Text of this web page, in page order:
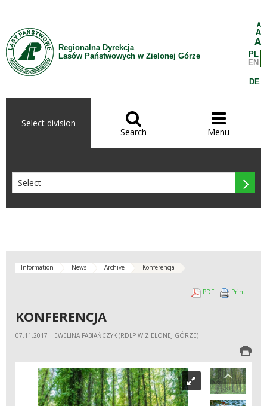
Regionalna Dyrekcja
Lasów Państwowych w Zielonej Górze
A
A
A
PL
EN
DE
Select division 
Search

Menu

Information News Archive Konferencja
Print
Convert Konferencja
PDF
KONFERENCJA
07.11.2017 | EWELINA FABIAŃCZYK (RDLP W ZIELONEJ GÓRZE)